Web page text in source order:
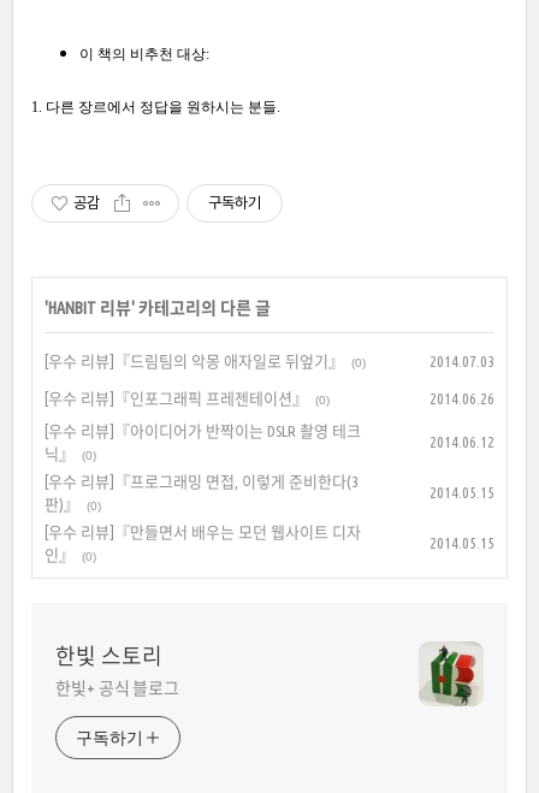
이 책의 비추천 대상:
1. 다른 장르에서 정답을 원하시는 분들.
공감 구독하기
'HANBIT 리뷰' 카테고리의 다른 글
[우수 리뷰]『드림팀의 악몽 애자일로 뒤엎기』 (0) 2014.07.03
[우수 리뷰]『인포그래픽 프레젠테이션』 (0)
2014.06.26
[우수 리뷰]『아이디어가 반짝이는 DSLR 촬영 테크
닉』
(0)
2014.06.12
[우수 리뷰]『프로그래밍 면접, 이렇게 준비한다(3
판)』
(0)
2014.05.15
[우수 리뷰]『만들면서 배우는 모던 웹사이트 디자
인』
(0)
2014.05.15
한빛 스토리
한빛+ 공식 블로그
구독하기